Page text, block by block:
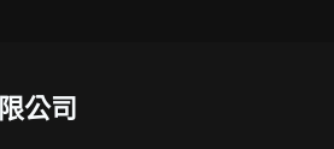
公司